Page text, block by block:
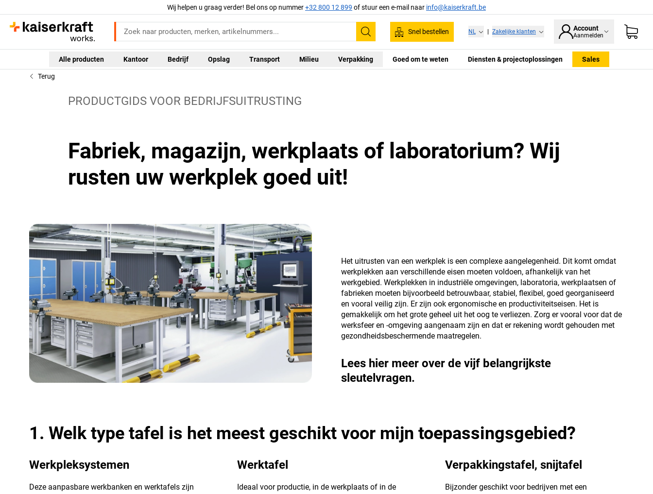
Wij helpen u graag verder! Bel ons op nummer+32 800 12 899 of stuur een e-mail naar info@kaiserkraft.be
Zoeken
Snel bestellen NL Zakelijke klanten Account
Aanmelden
Alle producten Kantoor Bedrijf Opslag Transport Milieu Verpakking Goed om te weten Diensten & projectoplossingen Sales
Terug
PRODUCTGIDS VOOR BEDRIJFSUITRUSTING
Fabriek, magazijn, werkplaats of laboratorium? Wij
rusten uw werkplek goed uit!
Het uitrusten van een werkplek is een complexe aangelegenheid. Dit komt omdat
werkplekken aan verschillende eisen moeten voldoen, afhankelijk van het
werkgebied. Werkplekken in industriële omgevingen, laboratoria, werkplaatsen of
fabrieken moeten bijvoorbeeld betrouwbaar, stabiel, flexibel, goed georganiseerd
en vooral veilig zijn. Er zijn ook ergonomische en productiviteitseisen. Het is
gemakkelijk om het grote geheel uit het oog te verliezen. Zorg er vooral voor dat de
werksfeer en -omgeving aangenaam zijn en dat er rekening wordt gehouden met
gezondheidsbeschermende maatregelen.
Lees hier meer over de vijf belangrijkste
sleutelvragen.
1. Welk type tafel is het meest geschikt voor mijn toepassingsgebied?
Werkpleksystemen
Deze aanpasbare werkbanken en werktafels zijn
Werktafel
Ideaal voor productie, in de werkplaats of in de
Verpakkingstafel, snijtafel
Bijzonder geschikt voor bedrijven met een